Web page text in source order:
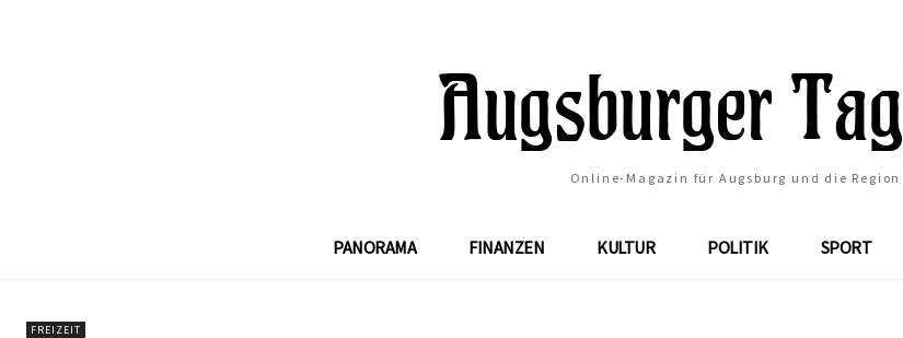
Online-Magazin für Augsburg und die Region
PANORAMA FINANZEN KULTUR POLITIK SPORT
FREIZEIT